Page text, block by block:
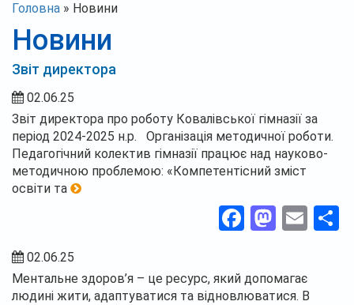
Головна » Новини
Новини
Звіт директора
02.06.25
Звіт директора про роботу Ковалівської гімназії за
період 2024-2025 н.р. Організація методичної роботи.
Педагогічний колектив гімназії працює над науково-
методичною проблемою: «Компетентісний зміст
освіти та
Facebook
02.06.25
Ментальне здоров’я – це ресурс, який допомагає
людині жити, адаптуватися та відновлюватися. В